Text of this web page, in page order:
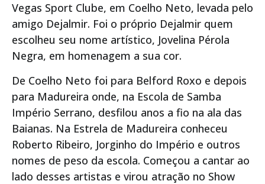
Vegas Sport Clube, em Coelho Neto, levada pelo
amigo Dejalmir. Foi o próprio Dejalmir quem
escolheu seu nome artístico, Jovelina Pérola
Negra, em homenagem a sua cor.
De Coelho Neto foi para Belford Roxo e depois
para Madureira onde, na Escola de Samba
Império Serrano, desfilou anos a fio na ala das
Baianas. Na Estrela de Madureira conheceu
Roberto Ribeiro, Jorginho do Império e outros
nomes de peso da escola. Começou a cantar ao
lado desses artistas e virou atração no Show